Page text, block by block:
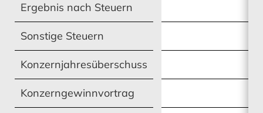
Ergebnis nach Steuern
Sonstige Steuern
Konzernjahresüberschuss
Konzerngewinnvortrag